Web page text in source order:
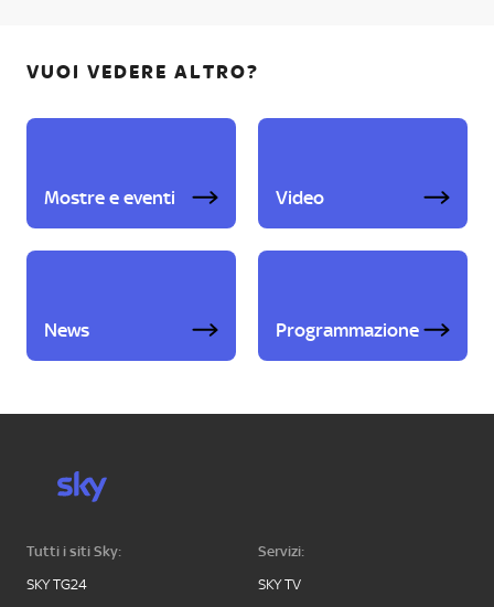
VUOI VEDERE ALTRO?
Mostre e eventi Video
News Programmazione
Tutti i siti Sky:
SKY TG24
Servizi:
SKY TV